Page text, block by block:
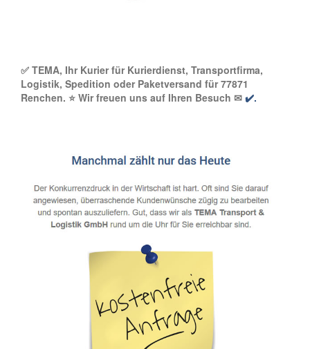
✅ TEMA, Ihr Kurier für Kurierdienst, Transportfirma,
Logistik, Spedition oder Paketversand für 77871
Renchen. ⭐ Wir freuen uns auf Ihren Besuch ✉ ✔️.